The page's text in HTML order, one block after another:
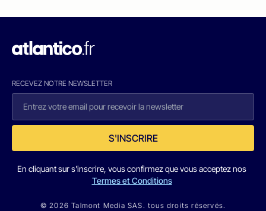
RECEVEZ NOTRE NEWSLETTER
S'INSCRIRE
En cliquant sur s'inscrire, vous confirmez que vous acceptez nos
Termes et Conditions
© 2026 Talmont Media SAS. tous droits réservés.